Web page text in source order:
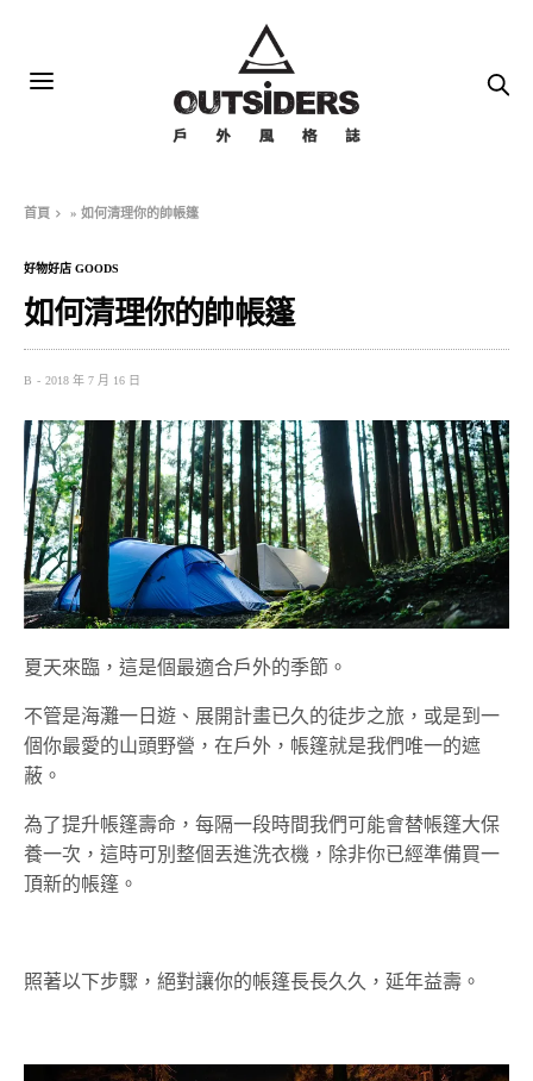
首頁 »如何清理你的帥帳篷
好物好店 GOODS
如何清理你的帥帳篷
B 2018 年 7 月 16 日
夏天來臨，這是個最適合戶外的季節。
不管是海灘一日遊、展開計畫已久的徒步之旅，或是到一
個你最愛的山頭野營，在戶外，帳篷就是我們唯一的遮
蔽。
為了提升帳篷壽命，每隔一段時間我們可能會替帳篷大保
養一次，這時可別整個丟進洗衣機，除非你已經準備買一
頂新的帳篷。
照著以下步驟，絕對讓你的帳篷長長久久，延年益壽。